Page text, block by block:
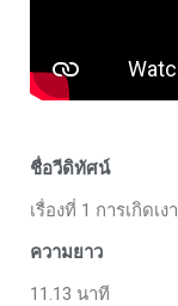
ชื่อวีดิทัศน์
เรื่องที่ 1 การเกิดเงา
ความยาว
11.13 นาที